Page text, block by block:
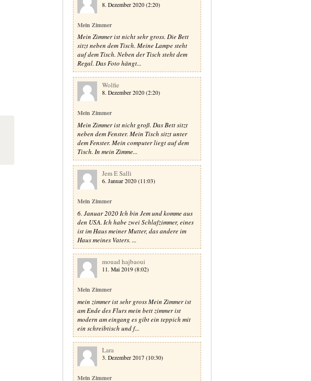
8. Dezember 2020 (2:20)
Mein Zimmer
Mein Zimmer ist nicht sehr gross. Die Bett
sitzt neben dem Tisch. Meine Lampe steht
auf dem Tisch. Neben der Tisch steht dem
Regal. Das Foto hängt...
Wolfie
8. Dezember 2020 (2:20)
Mein Zimmer
Mein Zimmer ist nicht groß. Das Bett sitzt
neben dem Fenster. Mein Tisch sitzt unter
dem Fenster. Mein computer liegt auf dem
Tisch. In mein Zimme...
Jem E Salli
6. Januar 2020 (11:03)
Mein Zimmer
6. Januar 2020 Ich bin Jem und komme aus
den USA. Ich habe zwei Schlafzimmer, eines
ist im Haus meiner Mutter, das andere im
Haus meines Vaters. ...
mouad hajbaoui
11. Mai 2019 (8:02)
Mein Zimmer
mein zimmer ist sehr gross Mein Zimmer ist
am Ende des Flurs mein bett zimmer ist
modern am eingang es gibt ein teppich mit
ein schreibtisch und f...
Lara
3. Dezember 2017 (10:30)
Mein Zimmer